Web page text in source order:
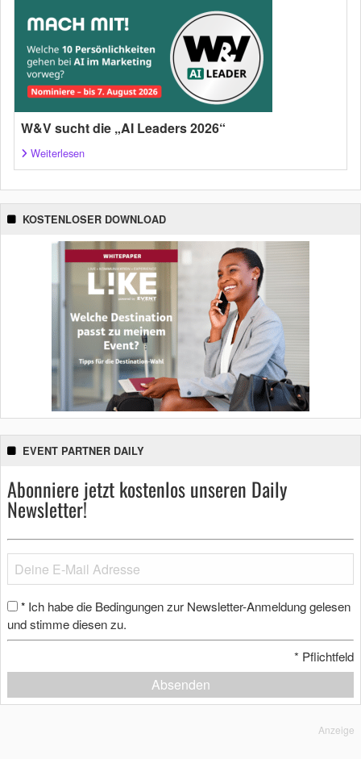
W&V sucht die „AI Leaders 2026“
Weiterlesen
KOSTENLOSER DOWNLOAD
EVENT PARTNER DAILY
Abonniere jetzt kostenlos unseren Daily
Newsletter!
* Ich habe die Bedingungen zur Newsletter-Anmeldung gelesen
und stimme diesen zu.
* Pflichtfeld
Absenden
Anzeige